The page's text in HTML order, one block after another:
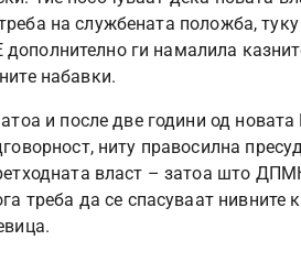
на службената положба,
ги намалила
набавки.
и после две години од
ниту правосилна
власт – затоа што
треба да се спасуваат